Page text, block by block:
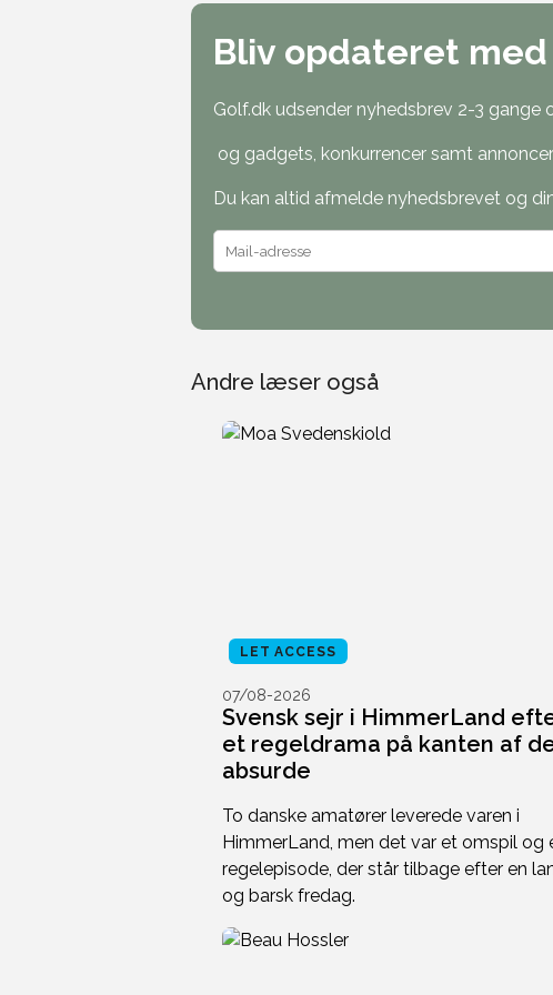
Bliv opdateret
Golf.dk udsender nyhedsbrev 2-3
og gadgets, konkurrencer samt
Du kan altid afmelde nyhedsbrevet og
Andre læser også
LET ACCESS
07/08-2026
Svensk sejr i HimmerLand
et regeldrama på kanten af
absurde
To danske amatører leverede varen i
HimmerLand, men det var et omspil og
regelepisode, der står tilbage efter en
og barsk fredag.